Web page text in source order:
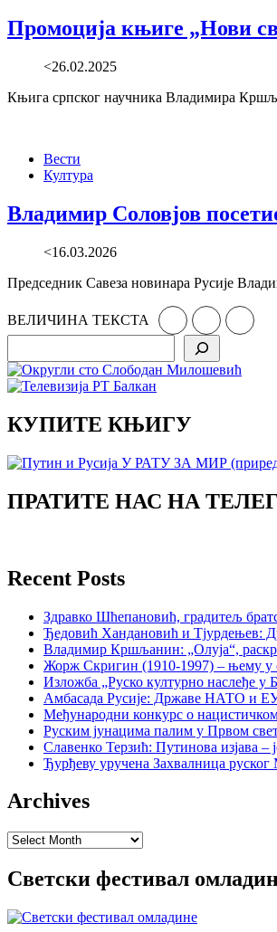
Промоција књиге „Нови
<26.02.2025
Књига српског научника Владимира
Вести
Култура
Владимир Соловјов
<16.03.2026
Председник Савеза новинара Русије
ВЕЛИЧИНА ТЕКСТА
КУПИТЕ КЊИГУ
ПРАТИТЕ НАС НА
Recent Posts
Здравко Шћепановић, градитељ
Ђедовић Хандановић и Тјурдењев:
Владимир Кршљанин: „Олуја“,
Жорж Скригин (1910-1997) – њему
Изложба „Руско културно наслеђе у
Амбасада Русије: Државе НАТО и ЕУ
Међународни конкурс о
Руским јунацима палим у Првом
Славенко Терзић: Путинова изјава –
Ђурђеву уручена Захвалница
Archives
Archives
Светски фестивал